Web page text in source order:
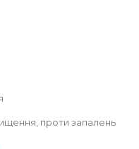
проти запалень